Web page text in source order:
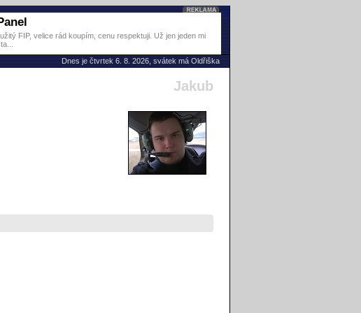
FIP, velice rád koupím, cenu respektuji. Už jen jeden mi
Dnes je čtvrtek 6. 8. 2026, svátek má Oldřiška
Jakub